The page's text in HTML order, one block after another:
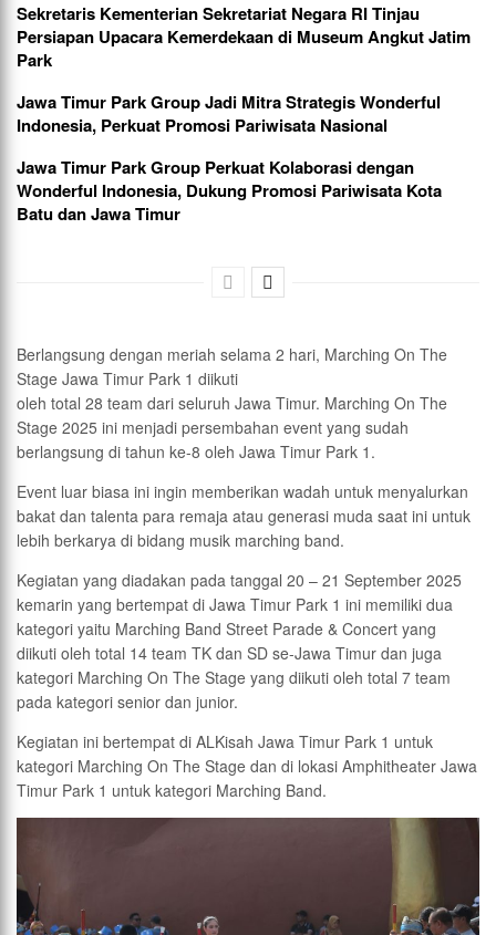
Sekretaris Kementerian Sekretariat Negara RI Tinjau
Persiapan Upacara Kemerdekaan di Museum Angkut Jatim
Park
Jawa Timur Park Group Jadi Mitra Strategis Wonderful
Indonesia, Perkuat Promosi Pariwisata Nasional
Jawa Timur Park Group Perkuat Kolaborasi dengan
Wonderful Indonesia, Dukung Promosi Pariwisata Kota
Batu dan Jawa Timur
Berlangsung dengan meriah selama 2 hari, Marching On The
Stage Jawa Timur Park 1 diikuti
oleh total 28 team dari seluruh Jawa Timur. Marching On The
Stage 2025 ini menjadi persembahan event yang sudah
berlangsung di tahun ke-8 oleh Jawa Timur Park 1.
Event luar biasa ini ingin memberikan wadah untuk menyalurkan
bakat dan talenta para remaja atau generasi muda saat ini untuk
lebih berkarya di bidang musik marching band.
Kegiatan yang diadakan pada tanggal 20 – 21 September 2025
kemarin yang bertempat di Jawa Timur Park 1 ini memiliki dua
kategori yaitu Marching Band Street Parade & Concert yang
diikuti oleh total 14 team TK dan SD se-Jawa Timur dan juga
kategori Marching On The Stage yang diikuti oleh total 7 team
pada kategori senior dan junior.
Kegiatan ini bertempat di ALKisah Jawa Timur Park 1 untuk
kategori Marching On The Stage dan di lokasi Amphitheater Jawa
Timur Park 1 untuk kategori Marching Band.